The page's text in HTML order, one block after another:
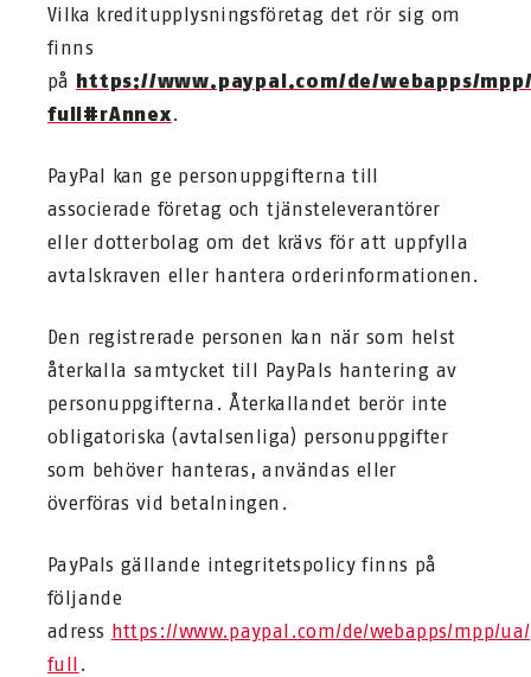
Vilka kreditupplysningsföretag det rör sig om
finns
på https://www.paypal.com/de/webapps/
full#rAnnex.
PayPal kan ge personuppgifterna till
associerade företag och tjänsteleverantörer
eller dotterbolag om det krävs för att uppfylla
avtalskraven eller hantera orderinformationen.
Den registrerade personen kan när som helst
återkalla samtycket till PayPals hantering av
personuppgifterna. Återkallandet berör inte
obligatoriska (avtalsenliga) personuppgifter
som behöver hanteras, användas eller
överföras vid betalningen.
PayPals gällande integritetspolicy finns på
följande
adress https://www.paypal.com/de/webapps/mpp/
full .